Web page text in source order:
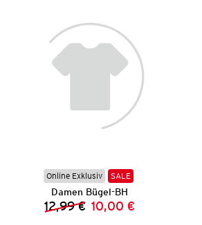
Online Exklusiv SALE
Damen Bügel-BH
Vorheriger Preis:
12,99 € Neuer Preis:
10,00 €